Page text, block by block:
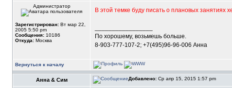
Администратор
Зарегистрирован: Вт мар 22,
2005 5:50 pm
Сообщения: 10186
Откуда: Москва
В этой темке буду писать о плановых занятиях
По хорошему, возьмешь больше.
8-903-777-107-2; +7(495)96-96-006 Анна
Вернуться к началу
Анна & Сим Добавлено: Ср апр 15, 2015 1:57 pm